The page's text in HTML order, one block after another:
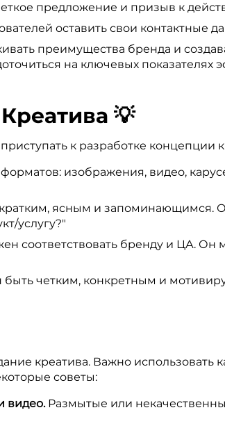
предложение и призыв к
оставить свои контактные
преимущества бренда и
на ключевых показателях
💡
к разработке концепции
изображения, видео,
ясным и запоминающимся.
услугу?"
соответствовать бренду и ЦА.
быть четким, конкретным и
креатива. Важно
советы:
видео.Размытые или